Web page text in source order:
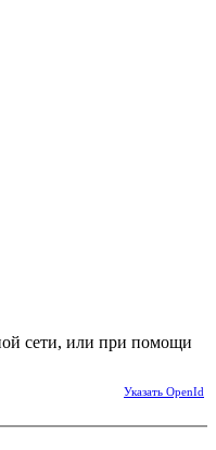
сети, или при помощи
Указать OpenId